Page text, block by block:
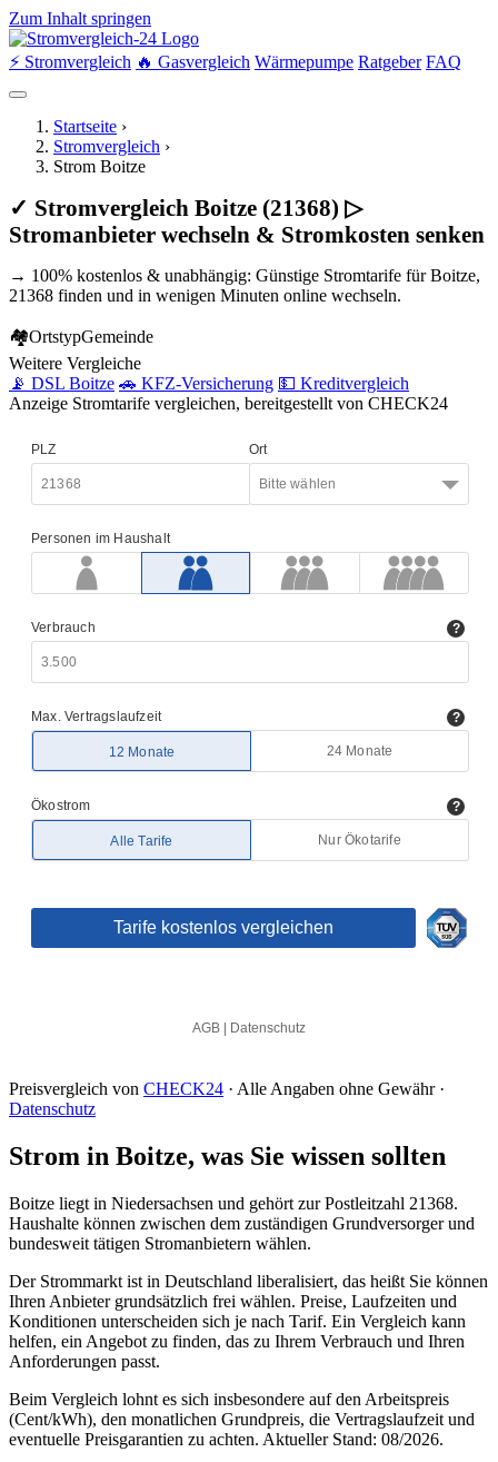
Zum Inhalt springen
⚡ Stromvergleich 🔥 Gasvergleich Wärmepumpe Ratgeber FAQ
Startseite ›
Stromvergleich ›
Strom Boitze
✓ Stromvergleich Boitze (21368) ▷
Stromanbieter wechseln & Stromkosten senken
→ 100% kostenlos & unabhängig: Günstige Stromtarife für Boitze,
21368 finden und in wenigen Minuten online wechseln.
🏘OrtstypGemeinde
Weitere Vergleiche
📡 DSL Boitze 🚗 KFZ-Versicherung 💵 Kreditvergleich
Anzeige Stromtarife vergleichen, bereitgestellt von CHECK24
Preisvergleich von CHECK24 · Alle Angaben ohne Gewähr ·
Datenschutz
Strom in Boitze, was Sie wissen sollten
Boitze liegt in Niedersachsen und gehört zur Postleitzahl 21368.
Haushalte können zwischen dem zuständigen Grundversorger und
bundesweit tätigen Stromanbietern wählen.
Der Strommarkt ist in Deutschland liberalisiert, das heißt Sie können
Ihren Anbieter grundsätzlich frei wählen. Preise, Laufzeiten und
Konditionen unterscheiden sich je nach Tarif. Ein Vergleich kann
helfen, ein Angebot zu finden, das zu Ihrem Verbrauch und Ihren
Anforderungen passt.
Beim Vergleich lohnt es sich insbesondere auf den Arbeitspreis
(Cent/kWh), den monatlichen Grundpreis, die Vertragslaufzeit und
eventuelle Preisgarantien zu achten. Aktueller Stand: 08/2026.